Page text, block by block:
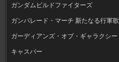
ガンダムビルドファイターズ
ガンパレード・マーチ 新たなる行軍歌
ガーディアンズ・オブ・ギャラクシー
キャスパー